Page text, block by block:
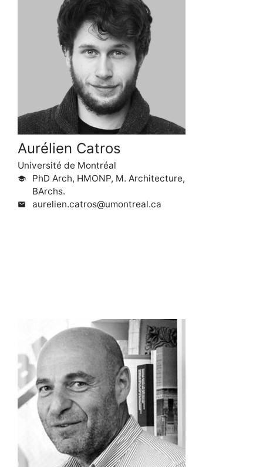
Aurélien Catros
Université de Montréal
school
PhD Arch, HMONP, M. Architecture,
BArchs.
mail aurelien.catros@umontreal.ca